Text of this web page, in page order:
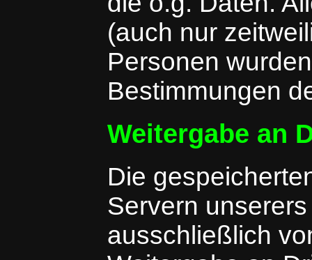
(auch nur
Personen
Bestimmungen
Weitergabe an
Die
Servern
ausschließlich